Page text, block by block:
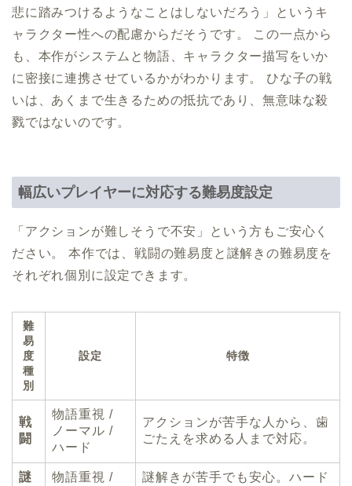
悲に踏みつけるようなことはしないだろう」というキ
ャラクター性への配慮からだそうです。 この一点から
も、本作がシステムと物語、キャラクター描写をいか
に密接に連携させているかがわかります。 ひな子の戦
いは、あくまで生きるための抵抗であり、無意味な殺
戮ではないのです。
幅広いプレイヤーに対応する難易度設定
「アクションが難しそうで不安」という方もご安心く
ださい。 本作では、戦闘の難易度と謎解きの難易度を
それぞれ個別に設定できます。
難
易
度
種
別
設定 特徴
戦
闘
物語重視 /
ノーマル /
ハード
アクションが苦手な人から、歯
ごたえを求める人まで対応。
謎
物語重視 /
謎解きが苦手でも安心。ハード